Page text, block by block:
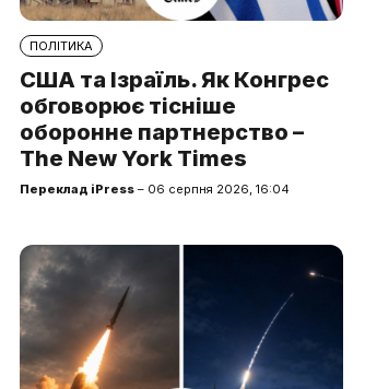
ПОЛІТИКА
США та Ізраїль. Як Конгрес
обговорює тісніше
оборонне партнерство –
The New York Times
Переклад iPress – 06 серпня 2026, 16:04